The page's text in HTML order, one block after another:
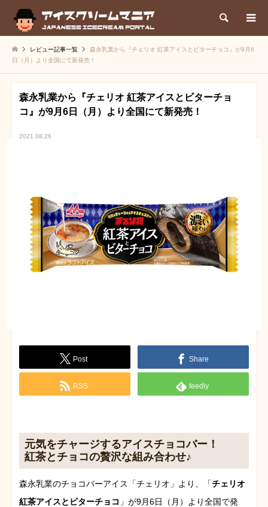
検索
レビュー記事一覧
森永乳業から『チェリオ 紅茶アイスとビターチョコ』が9月6
日（月）より全国にて新発売！
森永乳業から『チェリオ 紅茶アイスとビターチョ
コ』が9月6日（月）より全国にて新発売！
2021.08.26
Post Share
RSS feedly
元気をチャージするアイスチョコバー！
紅茶とチョコの贅沢な組み合わせ♪
森永乳業のチョコバーアイス「チェリオ」より、「チェリオ
紅茶アイスとビターチョコ 」が9月6日（月）より全国で発